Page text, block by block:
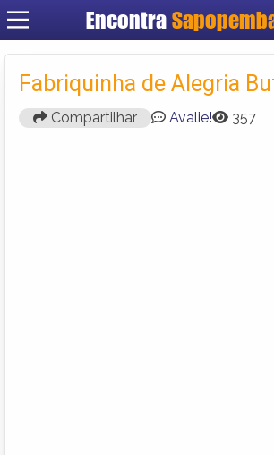
Encontra
Cadastrar
Criar conta
Fabriquinha de Alegria
Compartilhar Avalie! 357